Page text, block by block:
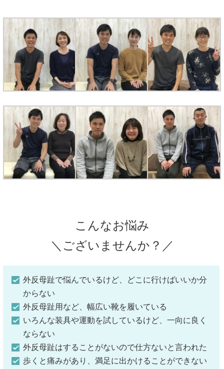
こんなお悩み
＼ございませんか？／
外反母趾で悩んでいるけど、どこに行けばいいか分
からない
外反母趾用など、幅広い靴を履いている
いろんな装具や運動を試しているけど、一向に良く
ならない
外反母趾はすることがないので仕方ないと言われた
歩くと痛みがあり、満足に出かけることができない